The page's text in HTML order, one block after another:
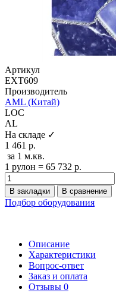
Артикул
EXT609
Производитель
AML (Китай)
LOC
AL
На складе ✓
1 461 р.
за 1 м.кв.
1 рулон = 65 732 р.
В закладки
В сравнение
Подбор оборудования
Описание
Характеристики
Вопрос-ответ
Заказ и оплата
Отзывы 0